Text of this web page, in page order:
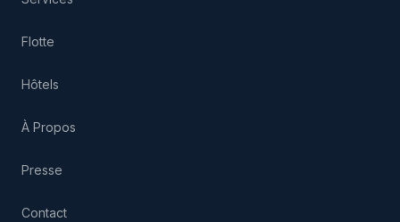
Flotte
Hôtels
À Propos
Presse
Contact